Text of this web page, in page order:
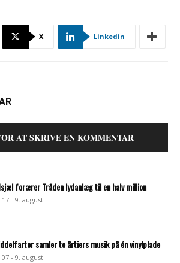
X Linkedin
AT SKRIVE EN KOMMENTAR
forærer Tråden lydanlæg til en halv million
- 9. august
samler to årtiers musik på én vinylplade
- 9. august